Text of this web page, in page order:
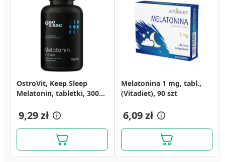
OstroVit, Keep Sleep
Melatonin, tabletki, 300
9,29 zł
Melatonina 1 mg, tabl.,
(Vitadiet), 90 szt
6,09 zł
Melatonina LEK-AM,
tabletki, 1 mg, (Lek-AM),
34,09 zł
Melatonina Lek-AM, 5 mg,
tabl., 90 szt
54,99 zł
Lecytyna 1200 forte
Naturkaps, kapsułki
Guarana, kapsułki, 20 szt.